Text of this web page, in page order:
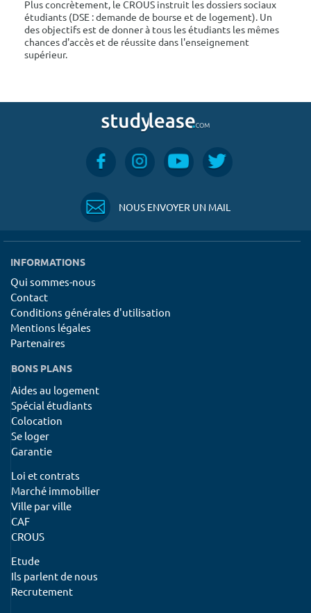
Plus concrètement, le CROUS instruit les dossiers sociaux
étudiants (DSE : demande de bourse et de logement). Un
des objectifs est de donner à tous les étudiants les mêmes
chances d'accès et de réussite dans l'enseignement
supérieur.
NOUS ENVOYER UN MAIL
INFORMATIONS
Qui sommes-nous
Contact
Conditions générales d'utilisation
Mentions légales
Partenaires
BONS PLANS
Aides au logement
Spécial étudiants
Colocation
Se loger
Garantie
Loi et contrats
Marché immobilier
Ville par ville
CAF
CROUS
Etude
Ils parlent de nous
Recrutement